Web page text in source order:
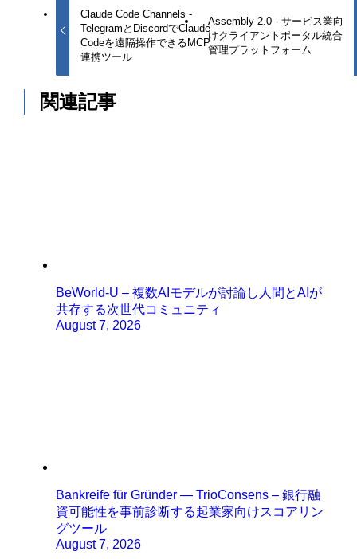
Claude Code Channels -
TelegramとDiscordでClaude
Codeを遠隔操作できるMCP
連携ツール
Assembly 2.0 - サービス業向
けクライアントポータル統合
管理プラットフォーム
関連記事
BeWorld-U – 複数AIモデルが討論し人間とAIが
共存する次世代コミュニティ
August 7, 2026
Bankreife für Gründer — TrioConsens – 銀行融
資可能性を事前診断する起業家向けスコアリン
グツール
August 7, 2026